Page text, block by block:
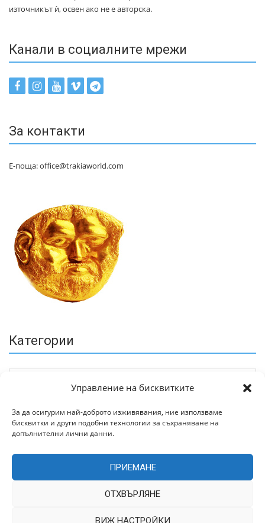
Управление на бисквитките
За да осигурим най-доброто изживявания, ние използваме
бисквитки и други подобни технологии за съхраняване на
допълнителни лични данни.
ПРИЕМАНЕ
ОТХВЪРЛЯНЕ
ВИЖ НАСТРОЙКИ
източникът ѝ, освен ако не е авторска.
Канали в социалните мрежи
За контакти
Е-поща: office@trakiaworld.com
Категории
Архив